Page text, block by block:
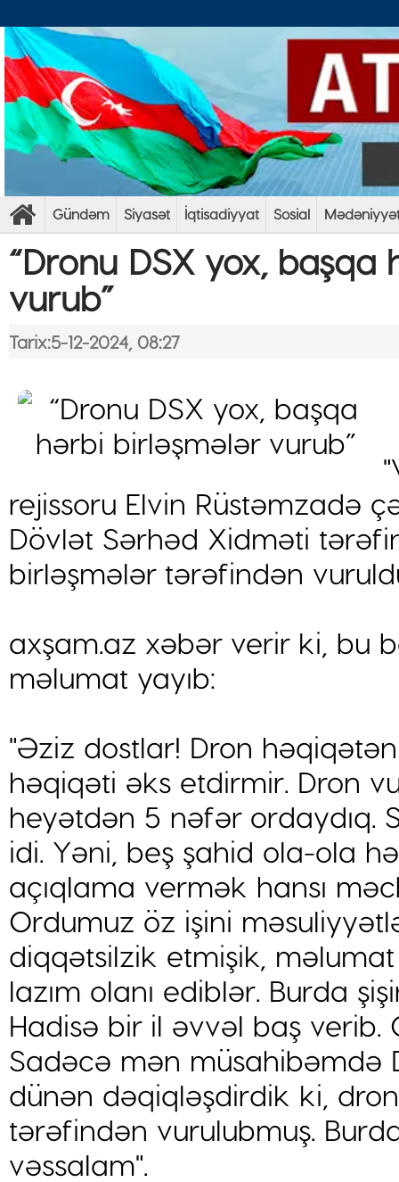
Gündəm Siyasət İqtisadiyyat Sosial
“Dronu DSX yox,
vurub”
Tarix:5-12-2024, 08:27
rejissoru Elvin Rüstəmzadə
Dövlət Sərhəd Xidməti
birləşmələr tərəfindən
axşam.az xəbər verir ki, bu
məlumat yayıb:
"Əziz dostlar! Dron
həqiqəti əks etdirmir. Dron
heyətdən 5 nəfər ordaydıq.
idi. Yəni, beş şahid ola-ola
açıqlama vermək hansı
Ordumuz öz işini
diqqətsilzik etmişik,
lazım olanı ediblər. Burda
Hadisə bir il əvvəl baş verib.
Sadəcə mən müsahibəmdə
dünən dəqiqləşdirdik ki,
tərəfindən vurulubmuş.
vəssalam".